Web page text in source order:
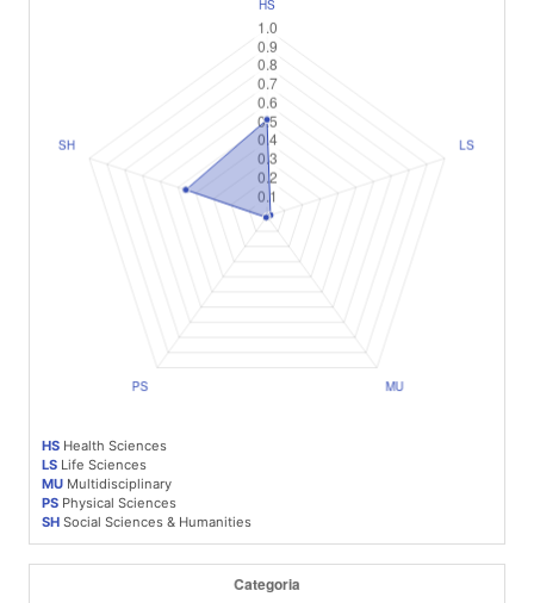
HS Health Sciences
LS Life Sciences
MU Multidisciplinary
PS Physical Sciences
SH Social Sciences & Humanities